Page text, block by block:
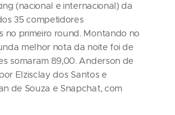
(nacional e internacional) da
35 competidores
no primeiro round. Montando no
melhor nota da noite foi de
somaram 89,00. Anderson de
Elzisclay dos Santos e
de Souza e Snapchat, com